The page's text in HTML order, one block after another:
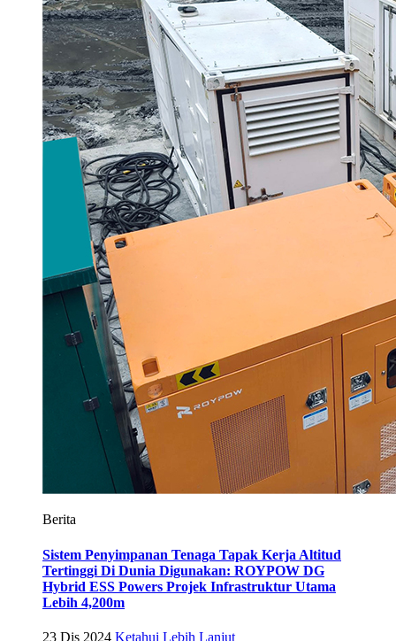
Berita
Sistem Penyimpanan Tenaga Tapak Kerja Altitud
Tertinggi Di Dunia Digunakan: ROYPOW DG
Hybrid ESS Powers Projek Infrastruktur Utama
Lebih 4,200m
23 Dis 2024 Ketahui Lebih Lanjut